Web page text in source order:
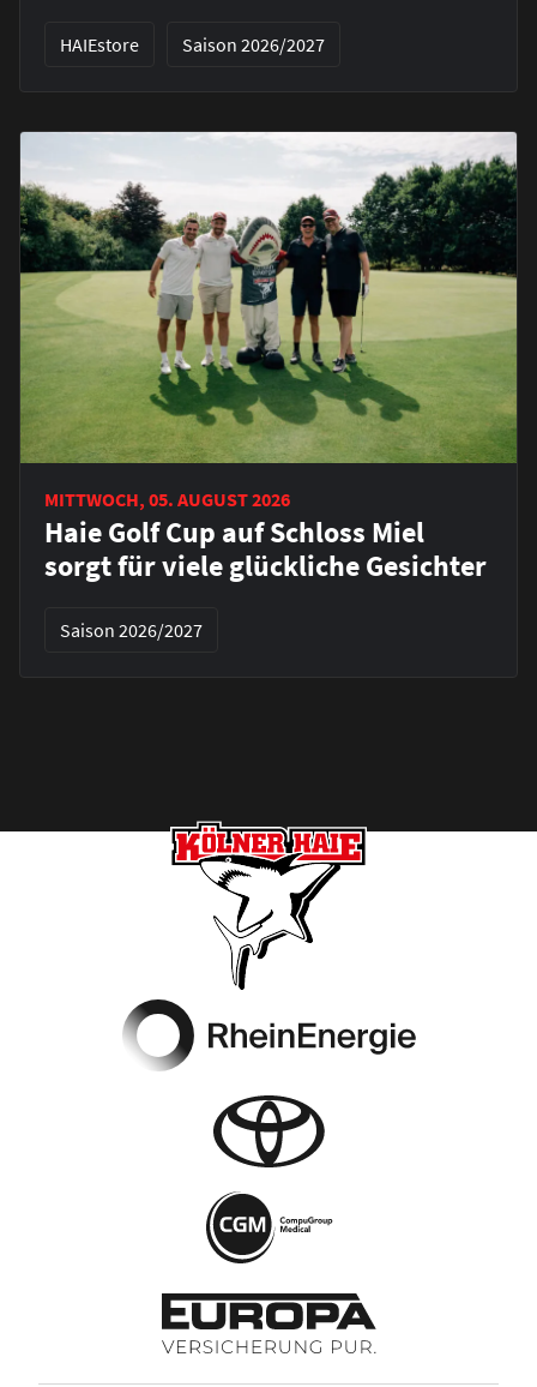
HAIEstore Saison 2026/2027
MITTWOCH, 05. AUGUST 2026
Haie Golf Cup auf Schloss Miel
sorgt für viele glückliche Gesichter
Saison 2026/2027